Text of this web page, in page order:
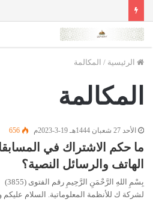
الرئيسية / المكالمة
المكالمة
الأحد 27 شعبان 1444هـ 19-3-2023م 656
ما حكم الاشتراك في
الهاتف والرسائل النصية؟
بِسْمِ
لشركة ك للأنظمة المعلوماتية. السلام عليكم